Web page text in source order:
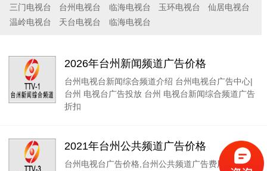
三门电视台 台州电视台 临海电视台 玉环电视台
仙居电视台
温岭电视台
天台电视台 临海电视台
2026年台州新闻频道广告价格
台州电视台新闻综合频道介绍 台州电视台广告中心|
台州 电视台广告投放 台州 电视台新闻综合频道广告
折扣
2021年台州公共频道广告价格
台州电视台广告价格,台州公共频道广告费用,台州公